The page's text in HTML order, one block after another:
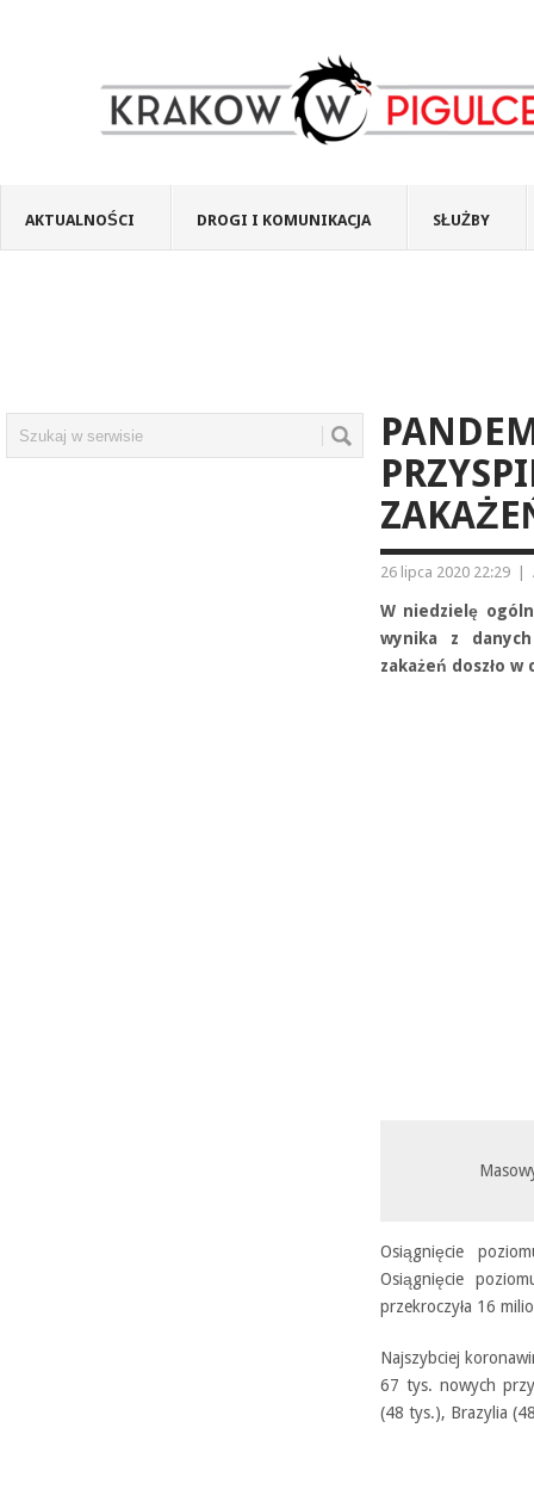
AKTUALNOŚCI DROGI I KOMUNIKACJA SŁUŻBY
26 lipca 2020 22:29
W niedzielę
wynika z
zakażeń doszło w
Osiągnięcie
Osiągnięcie
przekroczyła 16
Najszybciej
67 tys. nowych
(48 tys.), Brazylia